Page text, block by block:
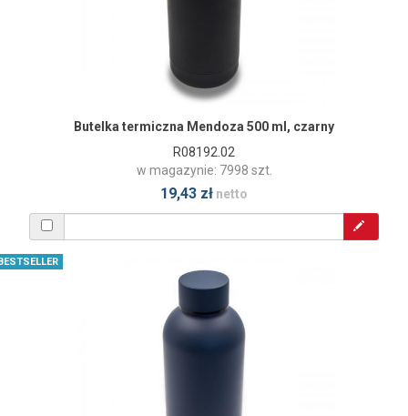
Butelka termiczna Mendoza 500 ml, czarny
R08192.02
w magazynie: 7998 szt.
19,43 zł netto